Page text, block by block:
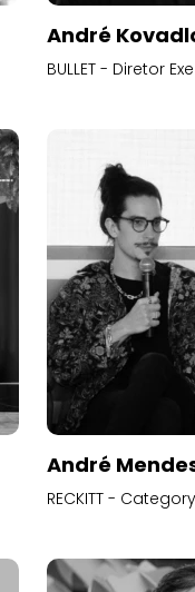
André
BULLET - Diretor
André
RECKITT -